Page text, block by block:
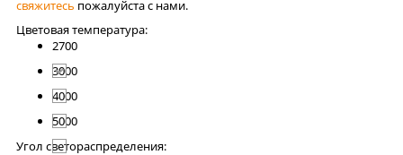
свяжитесь пожалуйста с нами.
Цветовая температура:
2700
3000
4000
5000
Угол светораспределения: